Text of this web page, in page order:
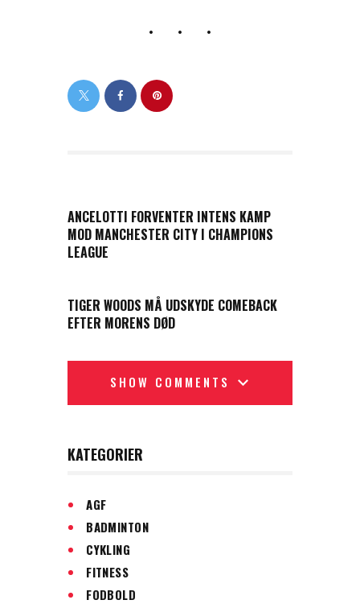
ANCELOTTI FORVENTER INTENS KAMP
MOD MANCHESTER CITY I CHAMPIONS
LEAGUE
TIGER WOODS MÅ UDSKYDE COMEBACK
EFTER MORENS DØD
SHOW COMMENTS
KATEGORIER
AGF
BADMINTON
CYKLING
FITNESS
FODBOLD